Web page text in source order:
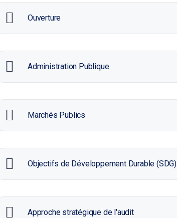
Ouverture
Administration Publique
Marchés Publics
Objectifs de Développement Durable (SDG)
Approche stratégique de l'audit